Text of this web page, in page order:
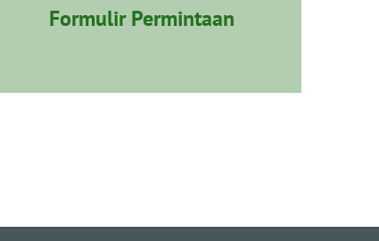
Formulir Permintaan